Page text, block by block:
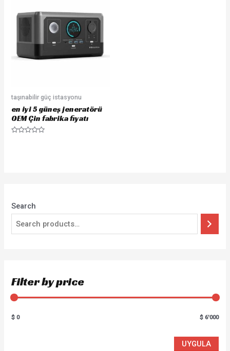
Search
Filter by price
$ 0 $ 6'000
UYGULA
taşınabilir güç istasyonu
en iyi 5 güneş jeneratörü
OEM Çin fabrika fiyatı